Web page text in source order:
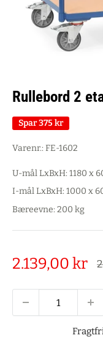
Rullebord 2
Spar375 kr
Varenr.: FE-1602
U-mål LxBxH: 1180 x
I-mål LxBxH: 1000 x
Bæreevne: 200 kg
Salgspris
2.139,00 kr